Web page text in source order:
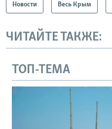
Новости Весь Крым
ЧИТАЙТЕ ТАКЖЕ:
ТОП-ТЕМА